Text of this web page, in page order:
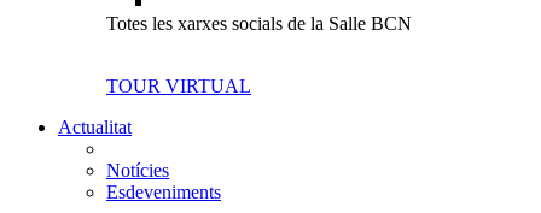
Totes les xarxes socials de la Salle BCN
TOUR VIRTUAL
Actualitat
Notícies
Esdeveniments